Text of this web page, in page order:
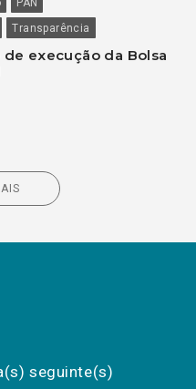
Transparência
execução da Bolsa
seguinte(s)